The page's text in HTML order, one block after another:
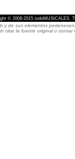
© 2008-2015 todoMUSICALES.
y de sus elementos
citar la fuente original o